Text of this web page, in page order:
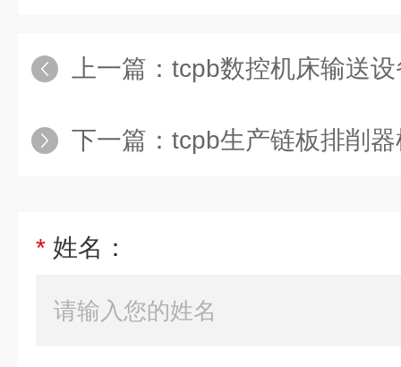
上一篇： tcpb数控机床输送设
下一篇： tcpb生产链板排削
* 姓名：